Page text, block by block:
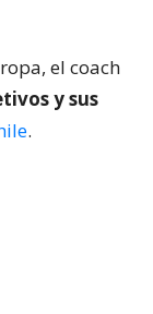
el coach
y sus
.